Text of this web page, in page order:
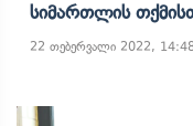
Სიმართლის
22 თებერვალი 2022,